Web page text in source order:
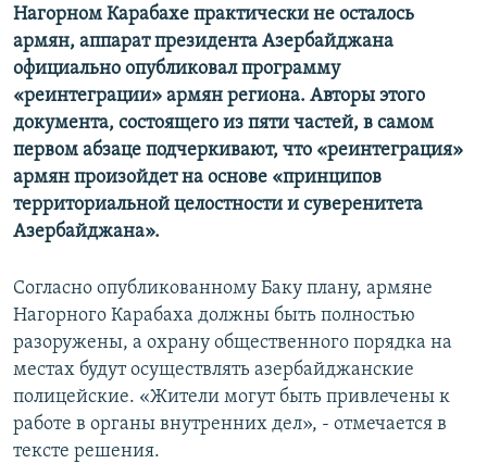
Нагорном Карабахе практически не осталось
армян, аппарат президента Азербайджана
официально опубликовал программу
«реинтеграции» армян региона. Авторы этого
документа, состоящего из пяти частей, в самом
первом абзаце подчеркивают, что «реинтеграция»
армян произойдет на основе «принципов
территориальной целостности и суверенитета
Азербайджана».
Согласно опубликованному Баку плану, армяне
Нагорного Карабаха должны быть полностью
разоружены, а охрану общественного порядка на
местах будут осуществлять азербайджанские
полицейские. «Жители могут быть привлечены к
работе в органы внутренних дел», - отмечается в
тексте решения.